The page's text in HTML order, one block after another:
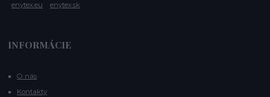
enytex.eu
enytex.sk
INFORMÁCIE
O nás
Kontakty